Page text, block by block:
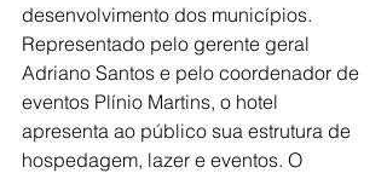
desenvolvimento dos municípios.
Representado pelo gerente geral
Adriano Santos e pelo coordenador de
eventos Plínio Martins, o hotel
apresenta ao público sua estrutura de
hospedagem, lazer e eventos. O